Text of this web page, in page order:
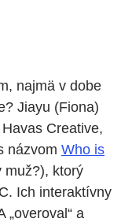
najmä v dobe
Jiayu (Fiona)
Creative,
názvom Who is
muž?), ktorý
Ich interaktívny
„overoval“ a